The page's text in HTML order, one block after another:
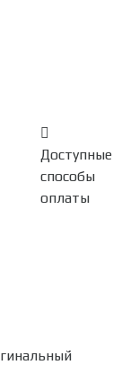
Доступные
способы
оплаты